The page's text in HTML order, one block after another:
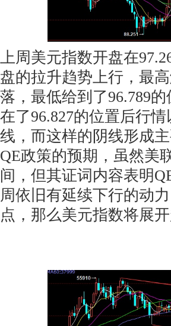
上周美元指数开盘在
盘的拉升趋势上行，最
落，最低给到了96.789
在了96.827的位置后行
线，而这样的阴线形成
QE政策的预期，虽然美
间，但其证词内容表明
周依旧有延续下行的动
点，那么美元指数将展